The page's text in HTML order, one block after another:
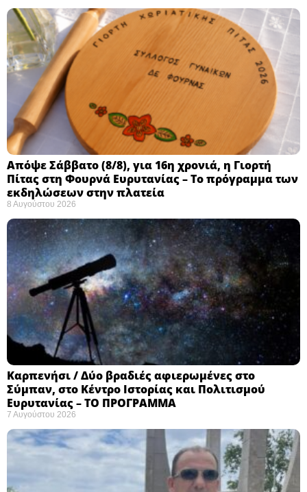
Απόψε Σάββατο (8/8), για 16η χρονιά, η Γιορτή
Πίτας στη Φουρνά Ευρυτανίας – Το πρόγραμμα των
εκδηλώσεων στην πλατεία
8 Αυγούστου 2026
Καρπενήσι / Δύο βραδιές αφιερωμένες στο
Σύμπαν, στο Κέντρο Ιστορίας και Πολιτισμού
Ευρυτανίας – ΤΟ ΠΡΟΓΡΑΜΜΑ
7 Αυγούστου 2026